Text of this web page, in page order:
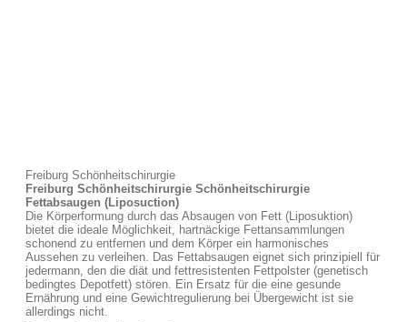
Freiburg Schönheitschirurgie
Freiburg Schönheitschirurgie Schönheitschirurgie
Fettabsaugen (Liposuction)
Die Körperformung durch das Absaugen von Fett (Liposuktion)
bietet die ideale Möglichkeit, hartnäckige Fettansammlungen
schonend zu entfernen und dem Körper ein harmonisches
Aussehen zu verleihen. Das Fettabsaugen eignet sich prinzipiell für
jedermann, den die diät und fettresistenten Fettpolster (genetisch
bedingtes Depotfett) stören. Ein Ersatz für die eine gesunde
Ernährung und eine Gewichtregulierung bei Übergewicht ist sie
allerdings nicht.